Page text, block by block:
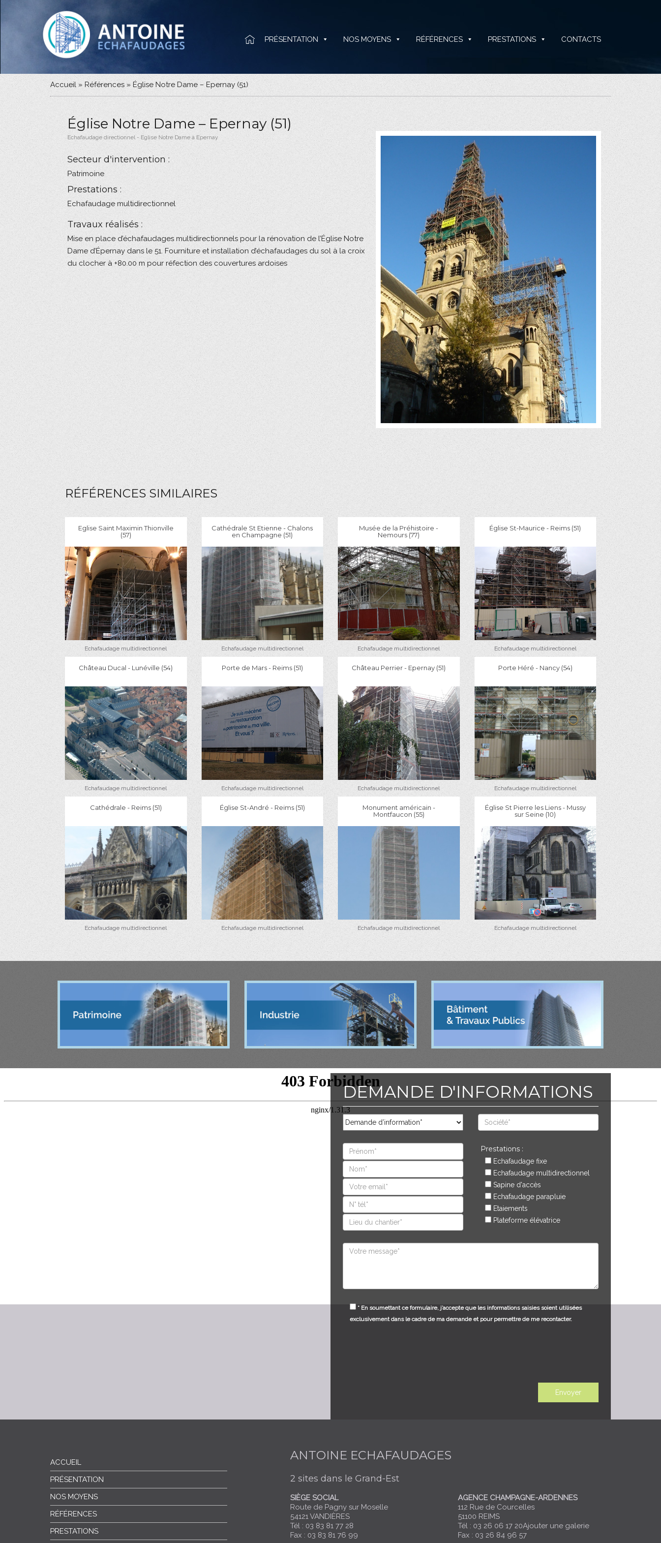
PRÉSENTATION NOS MOYENS RÉFÉRENCES PRESTATIONS CONTACTS
Accueil»Références»Église Notre Dame – Epernay (51)
Église Notre Dame – Epernay (51)
Echafaudage directionnel - Eglise Notre Dame à Epernay
Secteur d'intervention :
Patrimoine
Prestations :
Echafaudage multidirectionnel
Travaux réalisés :
Mise en place d’échafaudages multidirectionnels pour la rénovation de l’Église Notre
Dame d’Épernay dans le 51. Fourniture et installation d’échafaudages du sol à la croix
du clocher à +80.00 m pour réfection des couvertures ardoises
RÉFÉRENCES SIMILAIRES
Eglise Saint Maximin Thionville
(57)
Echafaudage multidirectionnel
Cathédrale St Etienne - Chalons
en Champagne (51)
Echafaudage multidirectionnel
Musée de la Préhistoire -
Nemours (77)
Echafaudage multidirectionnel
Église St-Maurice - Reims (51)
Echafaudage multidirectionnel
Château Ducal - Lunéville (54)
Echafaudage multidirectionnel
Porte de Mars - Reims (51)
Echafaudage multidirectionnel
Château Perrier - Epernay (51)
Echafaudage multidirectionnel
Porte Héré - Nancy (54)
Echafaudage multidirectionnel
Cathédrale - Reims (51)
Echafaudage multidirectionnel
Église St-André - Reims (51)
Echafaudage multidirectionnel
Monument américain -
Montfaucon (55)
Echafaudage multidirectionnel
Église St Pierre les Liens - Mussy
sur Seine (10)
Echafaudage multidirectionnel
DEMANDE D'INFORMATIONS
Prestations :
Echafaudage fixe
Echafaudage multidirectionnel
Sapine d'accès
Echafaudage parapluie
Etaiements
Plateforme élévatrice
* En soumettant ce formulaire, j’accepte que les informations saisies soient utilisées
exclusivement dans le cadre de ma demande et pour permettre de me recontacter.
ACCUEIL
PRÉSENTATION
NOS MOYENS
RÉFÉRENCES
PRESTATIONS
ANTOINE ECHAFAUDAGES
2 sites dans le Grand-Est
SIÈGE SOCIAL
Route de Pagny sur Moselle
54121 VANDIÈRES
Tél : 03 83 81 77 28
Fax : 03 83 81 76 99
AGENCE CHAMPAGNE-ARDENNES
112 Rue de Courcelles
51100 REIMS
Tél : 03 26 06 17 20Ajouter une galerie
Fax : 03 26 84 96 57